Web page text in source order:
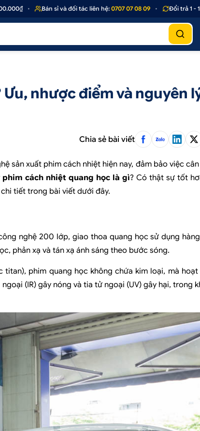
• Bán sỉ và đối tác liên hệ:0707 07 08 09 • Đổi trả 1 - 1 nếu
nhược điểm và nguyên
Chia sẻ bài viết
sản xuất phim cách nhiệt hiện nay, đảm bảo việc
phim cách nhiệt quang học là gì? Có thật sự tốt
tiết trong bài viết dưới đây.
nghệ 200 lớp, giao thoa quang học sử dụng
phản xạ và tán xạ ánh sáng theo bước sóng.
phim quang học không chứa kim loại, mà
(IR) gây nóng và tia tử ngoại (UV) gây hại, trong